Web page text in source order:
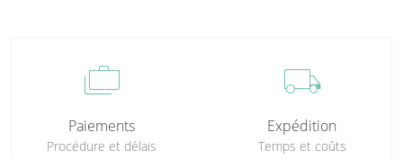
cases
Paiements
Procédure et délais
local_shipping
Expédition
Temps et coûts